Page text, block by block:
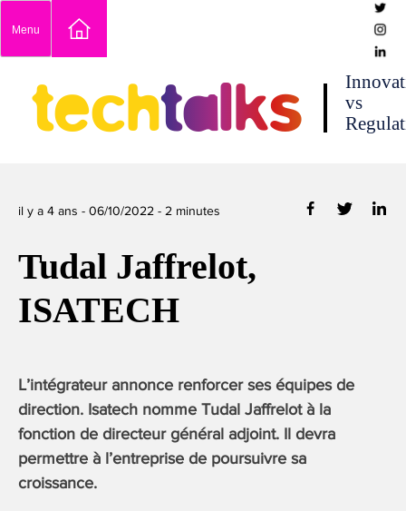
content
Menu
techtalks
vs
il y a 4 ans - 06/10/2022 - 2 minutes
Tudal Jaffrelot,
ISATECH
L’intégrateur annonce renforcer ses équipes de
direction. Isatech nomme Tudal Jaffrelot à la
fonction de directeur général adjoint. Il devra
permettre à l’entreprise de poursuivre sa
croissance.